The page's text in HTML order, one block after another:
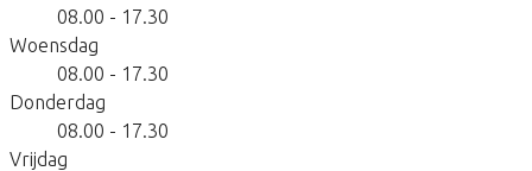
08.00 - 17.30
Woensdag
08.00 - 17.30
Donderdag
08.00 - 17.30
Vrijdag